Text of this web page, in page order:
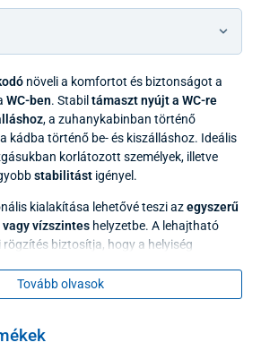
növeli a komfortot és biztonságot a
WC-ben. Stabiltámaszt nyújt a WC-re
, a zuhanykabinban történő
kádba történő be- és kiszálláshoz. Ideális
korlátozott személyek, illetve
stabilitást igényel.
kialakítása lehetővé teszi azegyszerű
vízszintes helyzetbe. A lehajtható
biztosítja, hogy a helyiség
acetonmentes) használata.
Tovább olvasok